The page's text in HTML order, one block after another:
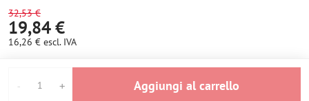
32,53 €
19,84 €
16,26 € escl. IVA
Aggiungi al carrello